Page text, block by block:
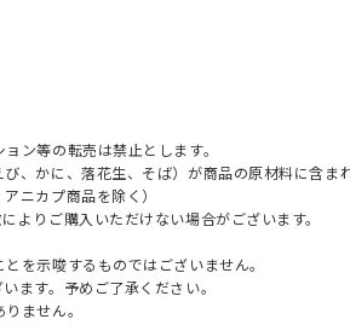
ン等の転売は禁止とします。
かに、落花生、そば）が商品の原材料に含ま
ニカプ商品を除く）
よりご購入いただけない場合がございます。
を示唆するものではございません。
ます。予めご了承ください。
ません。